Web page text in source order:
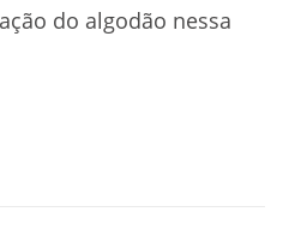
do algodão nessa